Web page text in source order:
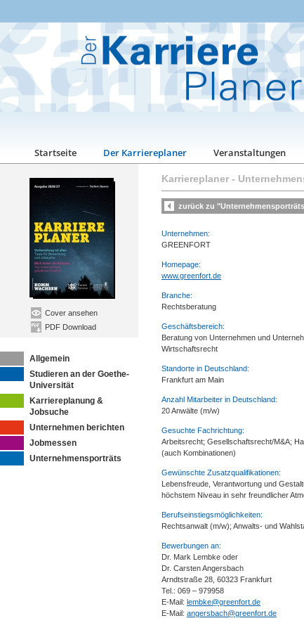
Startseite Der Karriereplaner Veranstaltungen
Cover ansehen
PDF Download
Allgemein
Studieren an der Goethe-
Universität
Karriereplanung &
Jobsuche
Unternehmen berichten
Jobmessen
Unternehmensporträts
Karriereplaner -
zurück zu
Unternehmen:
GREENFORT
Homepage:
www.greenfort.de
Branche:
Rechtsberatung
Geschäftsbereich:
Beratung von Unternehmen und
Wirtschaftsrecht
Standorte in Deutschland:
Frankfurt am Main
Anzahl Mitarbeiter in Deutschland:
20 Anwälte (m/w)
Gesuchte Fachrichtung:
Arbeitsrecht; Gesellschaftsrecht/M&A;
(auch Kombinationen)
Gewünschte Zusatzqualifikationen:
Lebensfreude, Verantwortung und
höchstem Niveau in sehr freundlicher
Berufseinstiegsmöglichkeiten:
Rechtsanwalt (m/w); Anwalts- und
Bewerbungen an:
Dr. Mark Lembke oder
Dr. Carsten Angersbach
Arndtstraße 28, 60323 Frankfurt
Tel.: 069 – 979958
E-Mail: lembke@greenfort.de
E-Mail: angersbach@greenfort.de